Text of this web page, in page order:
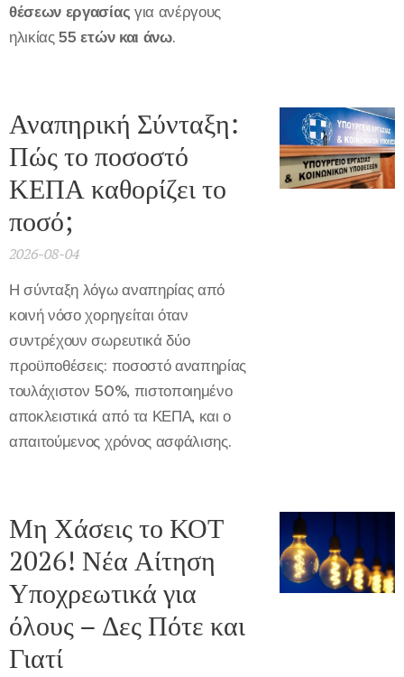
θέσεων εργασίας για ανέργους
ηλικίας55 ετών και άνω.
Αναπηρική Σύνταξη:
Πώς το ποσοστό
ΚΕΠΑ καθορίζει το
ποσό;
2026-08-04
Η σύνταξη λόγω αναπηρίας από
κοινή νόσο χορηγείται όταν
συντρέχουν σωρευτικά δύο
προϋποθέσεις: ποσοστό αναπηρίας
τουλάχιστον 50%, πιστοποιημένο
αποκλειστικά από τα ΚΕΠΑ, και ο
απαιτούμενος χρόνος ασφάλισης.
Μη Χάσεις το ΚΟΤ
2026! Νέα Αίτηση
Υποχρεωτικά για
όλους – Δες Πότε και
Γιατί